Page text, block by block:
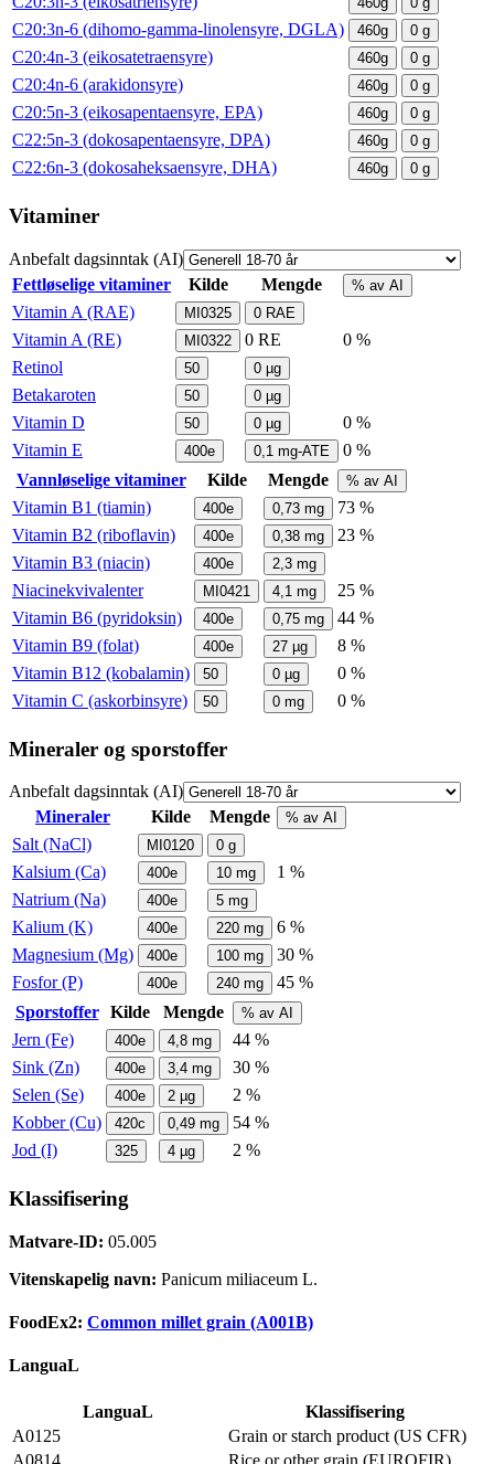
C20:3n-6 (dihomo-gamma-linolensyre, DGLA) 460g 0 g
C20:4n-3 (eikosatetraensyre) 460g 0 g
C20:4n-6 (arakidonsyre) 460g 0 g
C20:5n-3 (eikosapentaensyre, EPA) 460g 0 g
C22:5n-3 (dokosapentaensyre, DPA) 460g 0 g
C22:6n-3 (dokosaheksaensyre, DHA) 460g 0 g
Vitaminer
Anbefalt dagsinntak (AI)
Fettløselige vitaminer
Kilde Mengde % av AI
Vitamin A (RAE) MI0325 0 RAE
Vitamin A (RE) MI0322 0 RE
0 %
Retinol
50 0 µg
Betakaroten 50 0 µg
Vitamin D 50 0 µg
0 %
Vitamin E
400e 0,1 mg-ATE
0 %
Vannløselige vitaminer
Kilde Mengde % av AI
Vitamin B1 (tiamin) 400e 0,73 mg
73 %
Vitamin B2 (riboflavin)
400e 0,38 mg
23 %
Vitamin B3 (niacin)
400e 2,3 mg
Niacinekvivalenter MI0421 4,1 mg
25 %
Vitamin B6 (pyridoksin)
400e 0,75 mg
44 %
Vitamin B9 (folat)
400e 27 µg
8 %
Vitamin B12 (kobalamin)
50 0 µg
0 %
Vitamin C (askorbinsyre)
50 0 mg 0 %
Mineraler og sporstoffer
Anbefalt dagsinntak (AI)
Mineraler
Kilde Mengde % av AI
Salt (NaCl) MI0120 0 g
Kalsium (Ca) 400e 10 mg
1 %
Natrium (Na)
400e 5 mg
Kalium (K) 400e 220 mg
6 %
Magnesium (Mg)
400e 100 mg
30 %
Fosfor (P)
400e 240 mg
45 %
Sporstoffer
Kilde Mengde % av AI
Jern (Fe) 400e 4,8 mg
44 %
Sink (Zn)
400e 3,4 mg
30 %
Selen (Se)
400e 2 µg
2 %
Kobber (Cu)
420c 0,49 mg
54 %
Jod (I)
325 4 µg 2 %
Klassifisering
Matvare-ID: 05.005
Vitenskapelig navn: Panicum miliaceum L.
FoodEx2: Common millet grain (A001B)
LanguaL
LanguaL
Klassifisering
A0125
Grain or starch product (US CFR)